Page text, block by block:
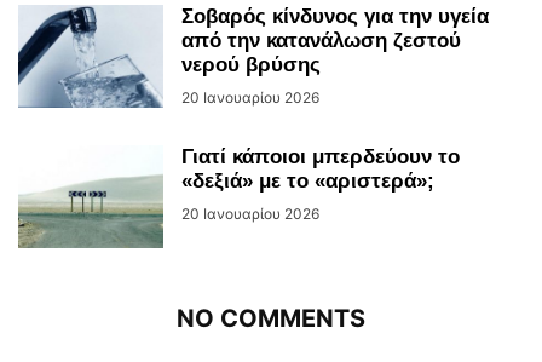
Σοβαρός κίνδυνος για την υγεία
από την κατανάλωση ζεστού
νερού βρύσης
20 Ιανουαρίου 2026
Γιατί κάποιοι μπερδεύουν το
«δεξιά» με το «αριστερά»;
20 Ιανουαρίου 2026
NO COMMENTS